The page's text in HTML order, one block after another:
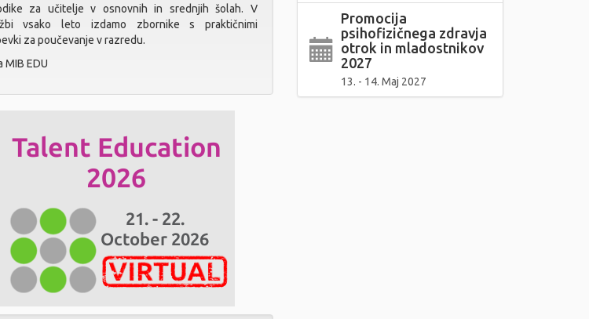
za učitelje v osnovnih in srednjih šolah. V
vsako leto izdamo zbornike s praktičnimi
za poučevanje v razredu.
MIB EDU
Promocija
psihofizičnega zdravja
otrok in mladostnikov
2027
13. - 14. Maj 2027